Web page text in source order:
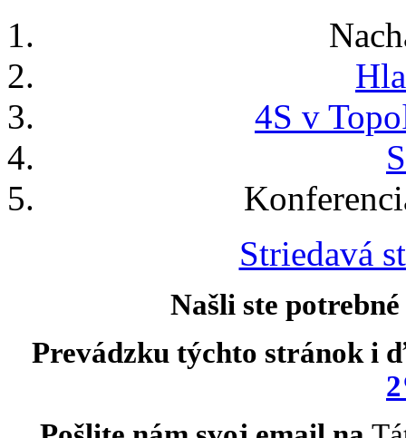
4S v
Striedavá
Našli ste
Prevádzku týchto stránok i